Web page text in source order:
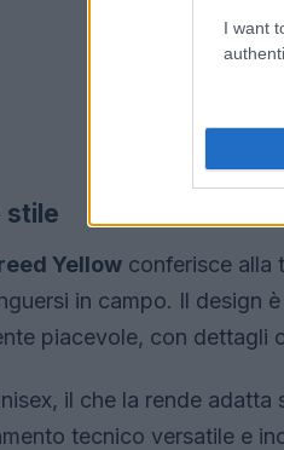
I want
stile
Yellow conferisce alla
in campo. Il design
piacevole, con dettagli
il che la rende
tecnico versatile e